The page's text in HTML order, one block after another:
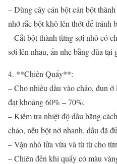
– Dùng cây cán bột cán bột
nhớ rắc bột khô lên thớt để tránh
– Cắt bột thành từng sợi nhỏ có
sợi lên nhau, ấn nhẹ bằng đũa
4. **Chiên Quẩy**:
– Cho nhiều dầu vào chảo, đun
đạt khoảng 60% – 70%.
– Kiểm tra nhiệt độ dầu bằng
chảo, nếu bột nở nhanh, dầu đã
– Vặn nhỏ lửa vừa và từ từ cho
– Chiên đến khi quẩy có màu